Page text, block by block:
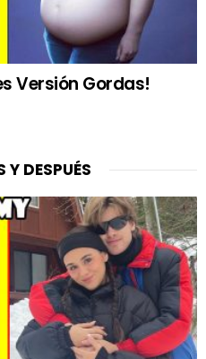
Versión Gordas!
Y DESPUÉS